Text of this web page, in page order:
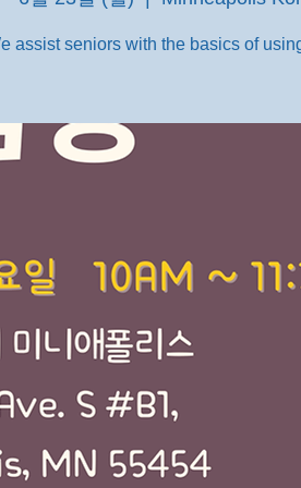
assist seniors with the basics of